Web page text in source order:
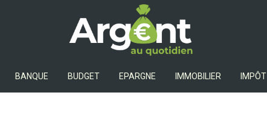
Argent Au Quotidien
BANQUE BUDGET EPARGNE IMMOBILIER IMPÔT